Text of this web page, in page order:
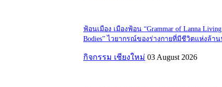
ฟ้อนเมือง เมืองฟ้อน “Grammar of Lanna Living
Bodies” ไวยากรณ์ของร่างกายที่มีชีวิตแห่งล้า
กิจกรรม เชียงใหม่ 03 August 2026